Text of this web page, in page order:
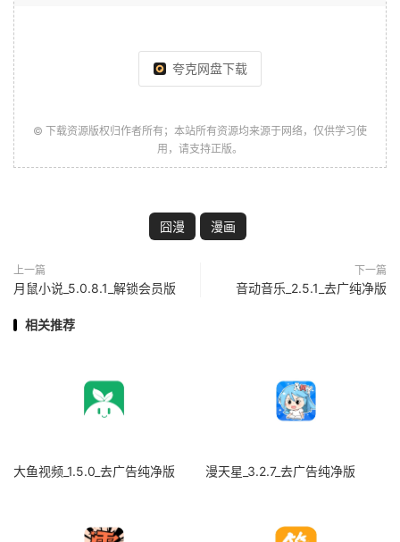
夸克网盘下载
© 下载资源版权归作者所有；本站所有资源均来源于网络，仅供学习使
用，请支持正版。
囧漫 漫画
上一篇
月鼠小说_5.0.8.1_解锁会员版
下一篇
音动音乐_2.5.1_去广纯净版
相关推荐
大鱼视频_1.5.0_去广告纯净版 漫天星_3.2.7_去广告纯净版